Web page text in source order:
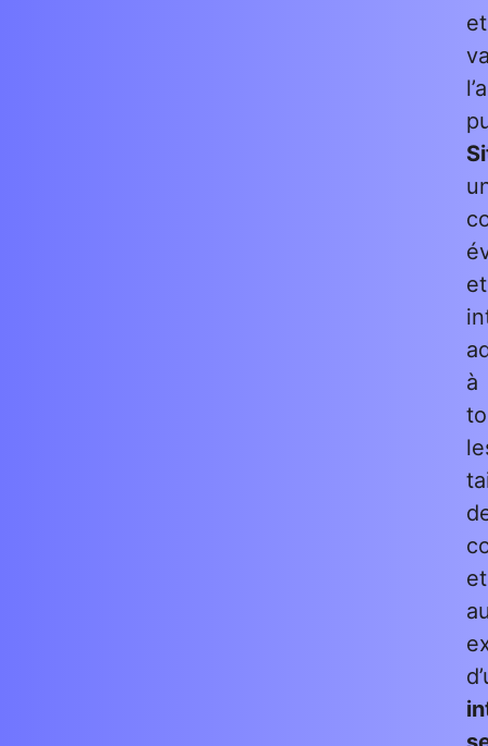
et
et
à
et